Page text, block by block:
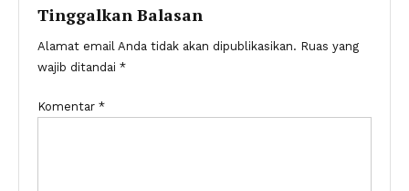
Tinggalkan Balasan
Alamat email Anda tidak akan dipublikasikan. Ruas yang
wajib ditandai *
Komentar *